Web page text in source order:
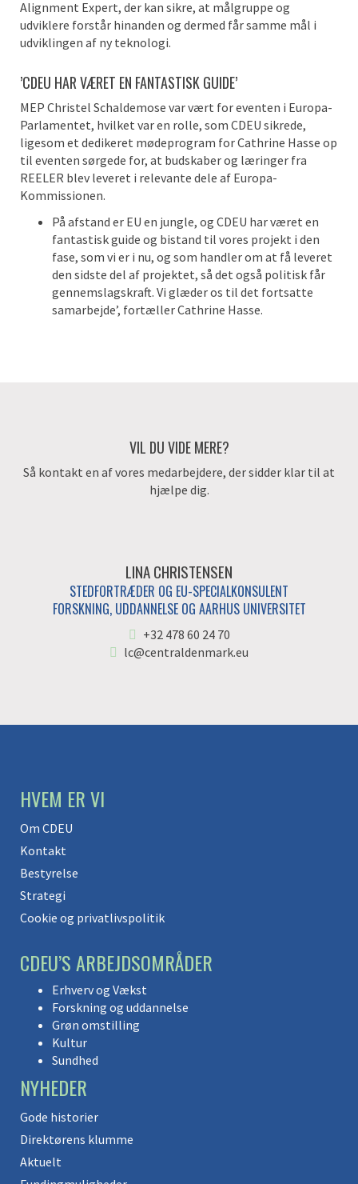
Alignment Expert, der kan sikre, at målgruppe og
udviklere forstår hinanden og dermed får samme mål i
udviklingen af ny teknologi.
’CDEU HAR VÆRET EN FANTASTISK GUIDE’
MEP Christel Schaldemose var vært for eventen i Europa-
Parlamentet, hvilket var en rolle, som CDEU sikrede,
ligesom et dedikeret mødeprogram for Cathrine Hasse op
til eventen sørgede for, at budskaber og læringer fra
REELER blev leveret i relevante dele af Europa-
Kommissionen.
På afstand er EU en jungle, og CDEU har været en
fantastisk guide og bistand til vores projekt i den
fase, som vi er i nu, og som handler om at få leveret
den sidste del af projektet, så det også politisk får
gennemslagskraft. Vi glæder os til det fortsatte
samarbejde’, fortæller Cathrine Hasse.
VIL DU VIDE MERE?
Så kontakt en af vores medarbejdere, der sidder klar til at
hjælpe dig.
LINA CHRISTENSEN
STEDFORTRÆDER OG EU-SPECIALKONSULENT
FORSKNING, UDDANNELSE OG AARHUS UNIVERSITET
+32 478 60 24 70
lc@centraldenmark.eu
HVEM ER VI
Om CDEU
Kontakt
Bestyrelse
Strategi
Cookie og privatlivspolitik
CDEU’S ARBEJDSOMRÅDER
Erhverv og Vækst
Forskning og uddannelse
Grøn omstilling
Kultur
Sundhed
NYHEDER
Gode historier
Direktørens klumme
Aktuelt